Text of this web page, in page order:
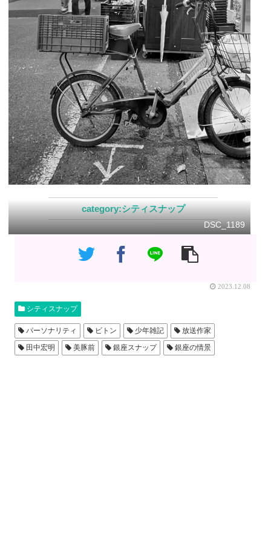
シティスナップ
DSC_1189
2023.12.08
シティスナップ
パーソナリティ ビトン 少年雑記
放送作家
田中宏明
美豚前 銀座スナップ 銀座の情景